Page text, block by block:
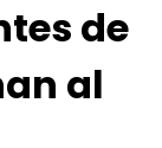
de
al